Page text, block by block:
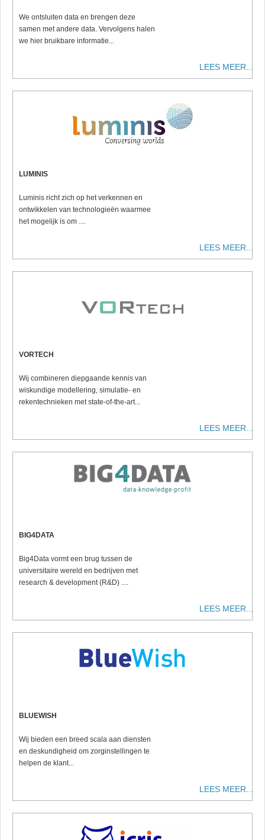
We ontsluiten data en brengen deze
samen met andere data. Vervolgens halen
we hier bruikbare informatie...
LEES MEER...
LUMINIS
Luminis richt zich op het verkennen en
ontwikkelen van technologieën waarmee
het mogelijk is om ....
LEES MEER...
VORTECH
Wij combineren diepgaande kennis van
wiskundige modellering, simulatie- en
rekentechnieken met state-of-the-art...
LEES MEER...
BIG4DATA
Big4Data vormt een brug tussen de
universitaire wereld en bedrijven met
research & development (R&D) ....
LEES MEER...
BLUEWISH
Wij bieden een breed scala aan diensten
en deskundigheid om zorginstellingen te
helpen de klant...
LEES MEER...